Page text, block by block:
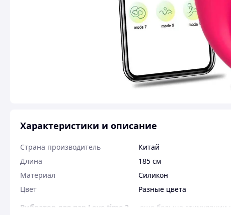
Характеристики и описание
Страна производитель
Китай
Длина
185 см
Материал
Силикон
Цвет
Разные цвета
Вибратор для пар Love time 2 — еще больше стимуляции